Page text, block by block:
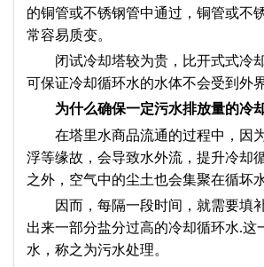
的铜管或不锈钢管中通过，铜管或不
常容易质变。
闭试冷却塔较为贵，比开式式冷却
可保证冷却循环水的水体不会受到外
为什么确保一定污水排放量的冷
在塔里水商品流通的过程中，因
浮等缘故，会导致水外流，提升冷却
之外，空气中的尘土也会集聚在循坏水
因而，每隔一段时间，就需要填
出来一部分盐分过高的冷却循环水.这
水，称之为污水处理。